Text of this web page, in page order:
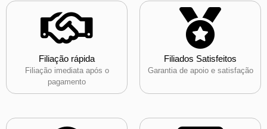
Filiação rápida
Filiação imediata após o
pagamento
Filiados Satisfeitos
Garantia de apoio e satisfação